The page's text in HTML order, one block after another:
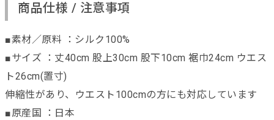
商品仕様 / 注意事項
■素材／原料 ：シルク100%
■サイズ ：丈40cm 股上30cm 股下10cm 裾巾24cm ウエス
ト26cm(置寸)
伸縮性があり、ウエスト100cmの方にも対応しています
■原産国 ：日本